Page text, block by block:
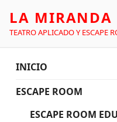
LA MIRANDA
TEATRO APLICADO Y ESCAPE
INICIO
ESCAPE ROOM
ESCAPE ROOM